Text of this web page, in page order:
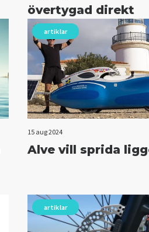
övertygad direkt
artiklar
15 aug 2024
Alve vill sprida
artiklar